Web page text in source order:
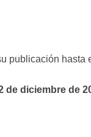
publicación hasta
de diciembre de